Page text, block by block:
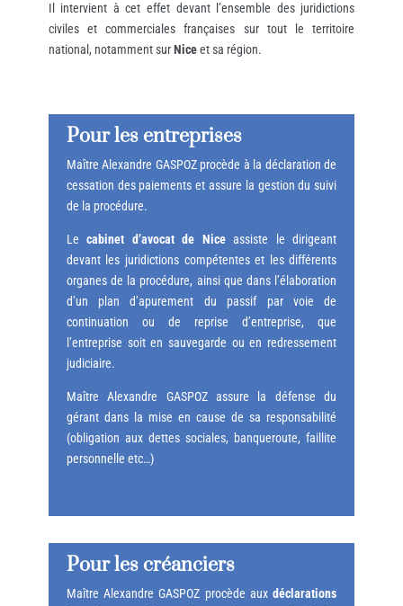
Il intervient à cet effet devant l’ensemble des juridictions
civiles et commerciales françaises sur tout le territoire
national, notamment surNiceet sa région.
Pour les entreprises
Maître Alexandre GASPOZ procède à la déclaration de
cessation des paiements et assure la gestion du suivi
de la procédure.
Lecabinet d’avocat de Niceassiste le dirigeant
devant les juridictions compétentes et les différents
organes de la procédure, ainsi que dans l’élaboration
d’un plan d’apurement du passif par voie de
continuation ou de reprise d’entreprise, que
l’entreprise soit en sauvegarde ou en redressement
judiciaire.
Maître Alexandre GASPOZ assure la défense du
gérant dans la mise en cause de sa responsabilité
(obligation aux dettes sociales, banqueroute, faillite
personnelle etc…)
Pour les créanciers
Maître Alexandre GASPOZ procède auxdéclarations